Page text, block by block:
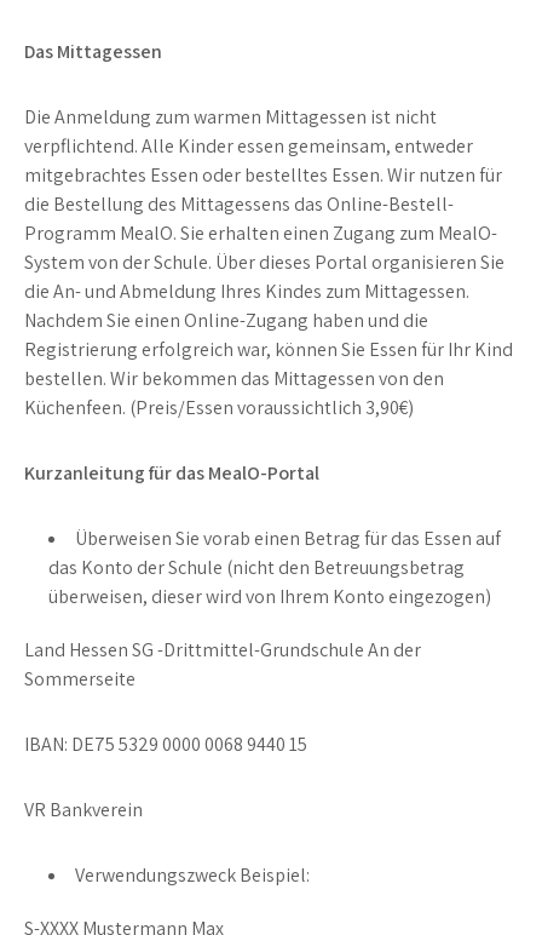
Das Mittagessen
Die Anmeldung zum warmen Mittagessen ist nicht
verpflichtend. Alle Kinder essen gemeinsam, entweder
mitgebrachtes Essen oder bestelltes Essen. Wir nutzen für
die Bestellung des Mittagessens das Online-Bestell-
Programm MealO. Sie erhalten einen Zugang zum MealO-
System von der Schule. Über dieses Portal organisieren Sie
die An- und Abmeldung Ihres Kindes zum Mittagessen.
Nachdem Sie einen Online-Zugang haben und die
Registrierung erfolgreich war, können Sie Essen für Ihr Kind
bestellen. Wir bekommen das Mittagessen von den
Küchenfeen. (Preis/Essen voraussichtlich 3,90€)
Kurzanleitung für das MealO-Portal
Überweisen Sie vorab einen Betrag für das Essen auf
das Konto der Schule (nicht den Betreuungsbetrag
überweisen, dieser wird von Ihrem Konto eingezogen)
Land Hessen SG -Drittmittel-Grundschule An der
Sommerseite
IBAN: DE75 5329 0000 0068 9440 15
VR Bankverein
Verwendungszweck Beispiel:
S-XXXX Mustermann Max